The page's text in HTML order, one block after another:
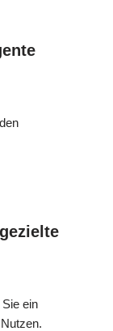
ein